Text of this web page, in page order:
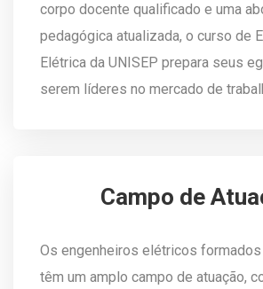
corpo docente qualificado e uma
pedagógica atualizada, o curso de
Elétrica da UNISEP prepara seus
serem líderes no mercado de
Campo de
Os engenheiros elétricos formados
têm um amplo campo de atuação,